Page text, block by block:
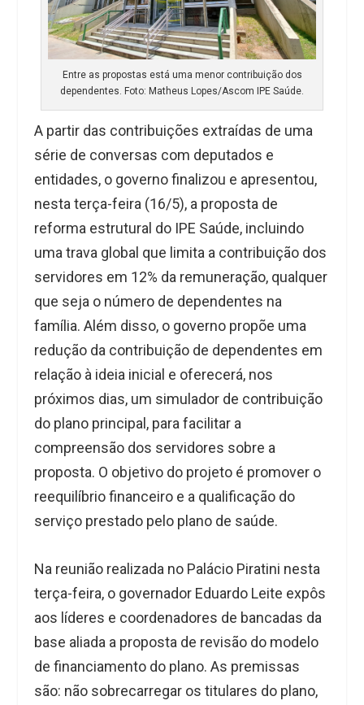
Entre as propostas está uma menor contribuição dos
dependentes. Foto: Matheus Lopes/Ascom IPE Saúde.
A partir das contribuições extraídas de uma
série de conversas com deputados e
entidades, o governo finalizou e apresentou,
nesta terça-feira (16/5), a proposta de
reforma estrutural do IPE Saúde, incluindo
uma trava global que limita a contribuição dos
servidores em 12% da remuneração, qualquer
que seja o número de dependentes na
família. Além disso, o governo propõe uma
redução da contribuição de dependentes em
relação à ideia inicial e oferecerá, nos
próximos dias, um simulador de contribuição
do plano principal, para facilitar a
compreensão dos servidores sobre a
proposta. O objetivo do projeto é promover o
reequilíbrio financeiro e a qualificação do
serviço prestado pelo plano de saúde.
Na reunião realizada no Palácio Piratini nesta
terça-feira, o governador Eduardo Leite expôs
aos líderes e coordenadores de bancadas da
base aliada a proposta de revisão do modelo
de financiamento do plano. As premissas
são: não sobrecarregar os titulares do plano,